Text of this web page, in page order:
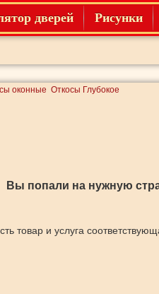
дверей Рисунки
оконные Откосы Глубокое
Вы попали на нужную
товар и услуга